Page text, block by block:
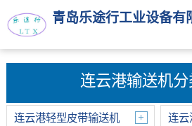
青岛乐途行工业设备有
连云港输送机
连云港轻型皮带输送机 连云